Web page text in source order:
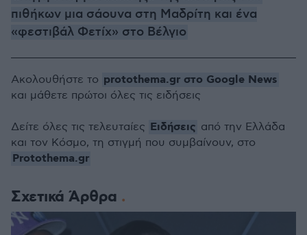
πιθήκων μια σάουνα στη Μαδρίτη και ένα
«φεστιβάλ Φετίχ» στο Βέλγιο
Σχετικά Άρθρα
Ακολουθήστε το protothema.gr στο Google News
και μάθετε πρώτοι όλες τις ειδήσεις
Δείτε όλες τις τελευταίες Ειδήσεις από την Ελλάδα
και τον Κόσμο, τη στιγμή που συμβαίνουν, στο
Protothema.gr